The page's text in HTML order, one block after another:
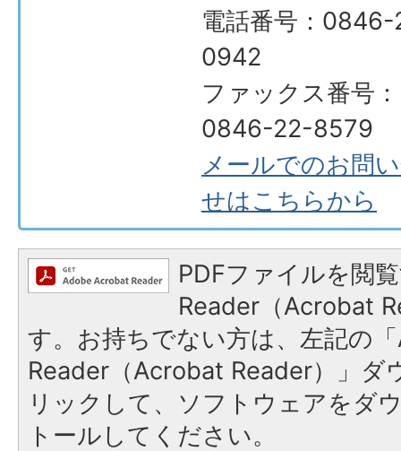
電話番号：
0942
ファックス番号：
0846-22-8579
メールでのお問
せはこちらから
PDFファイルを閲
Reader（Acrobat
す。お持ちでない方は、左記の
Reader（Acrobat Reader）」ダ
リックして、ソフトウェアをダ
トールしてください。